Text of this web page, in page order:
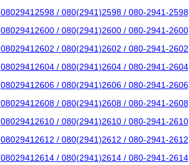
08029412598 / 080(2941)2598 / 080-2941-2598
08029412600 / 080(2941)2600 / 080-2941-2600
08029412602 / 080(2941)2602 / 080-2941-2602
08029412604 / 080(2941)2604 / 080-2941-2604
08029412606 / 080(2941)2606 / 080-2941-2606
08029412608 / 080(2941)2608 / 080-2941-2608
08029412610 / 080(2941)2610 / 080-2941-2610
08029412612 / 080(2941)2612 / 080-2941-2612
08029412614 / 080(2941)2614 / 080-2941-2614